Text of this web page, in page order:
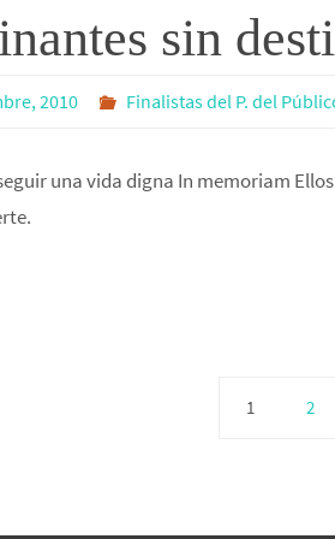
sin
2010 Finalistas del P. del
una vida digna In memoriam
1 2